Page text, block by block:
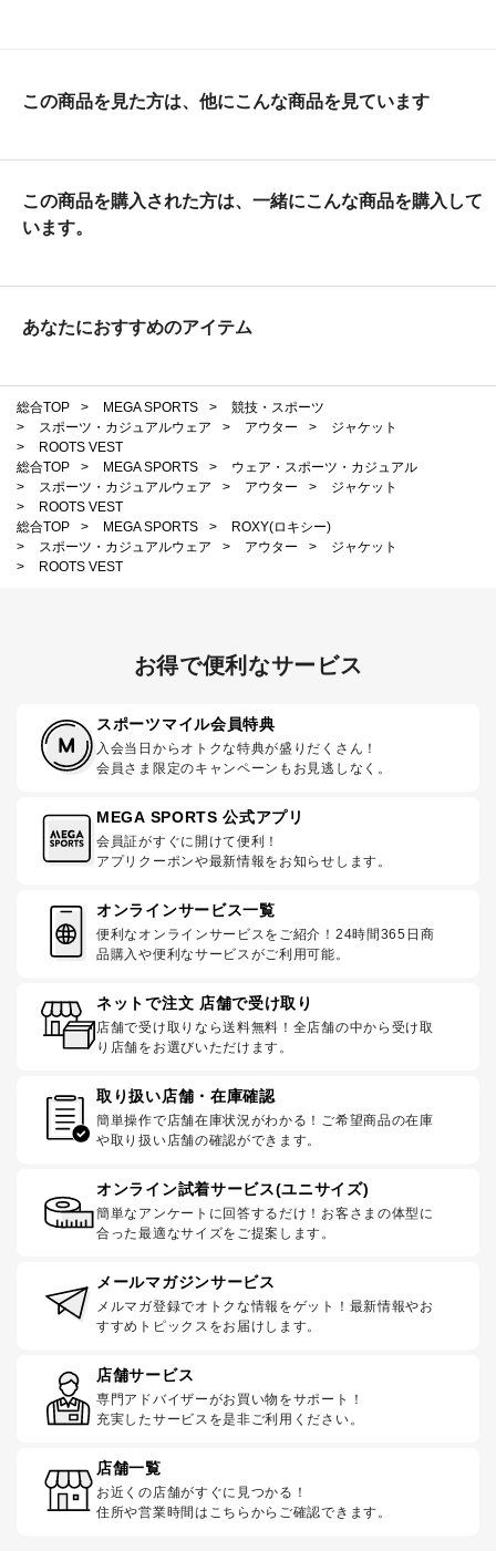
この商品を見た方は、他にこんな商品を見ています
この商品を購入された方は、一緒にこんな商品を購入して
います。
あなたにおすすめのアイテム
総合TOP > MEGA SPORTS >
競技・スポーツ
>
スポーツ・カジュアルウェア > アウター >
ジャケット
>
ROOTS VEST
総合TOP
> MEGA SPORTS >
ウェア・スポーツ・カジュアル
>
スポーツ・カジュアルウェア > アウター >
ジャケット
>
ROOTS VEST
総合TOP
> MEGA SPORTS >
ROXY(ロキシー)
>
スポーツ・カジュアルウェア > アウター >
ジャケット
>
ROOTS VEST
お得で便利なサービス
スポーツマイル会員特典
入会当日からオトクな特典が盛りだくさん！
会員さま限定のキャンペーンもお見逃しなく。
MEGA SPORTS 公式アプリ
会員証がすぐに開けて便利！
アプリクーポンや最新情報をお知らせします。
オンラインサービス一覧
便利なオンラインサービスをご紹介！24時間365日商
品購入や便利なサービスがご利用可能。
ネットで注文 店舗で受け取り
店舗で受け取りなら送料無料！全店舗の中から受け取
り店舗をお選びいただけます。
取り扱い店舗・在庫確認
簡単操作で店舗在庫状況がわかる！ご希望商品の在庫
や取り扱い店舗の確認ができます。
オンライン試着サービス(ユニサイズ)
簡単なアンケートに回答するだけ！お客さまの体型に
合った最適なサイズをご提案します。
メールマガジンサービス
メルマガ登録でオトクな情報をゲット！最新情報やお
すすめトピックスをお届けします。
店舗サービス
専門アドバイザーがお買い物をサポート！
充実したサービスを是非ご利用ください。
店舗一覧
お近くの店舗がすぐに見つかる！
住所や営業時間はこちらからご確認できます。